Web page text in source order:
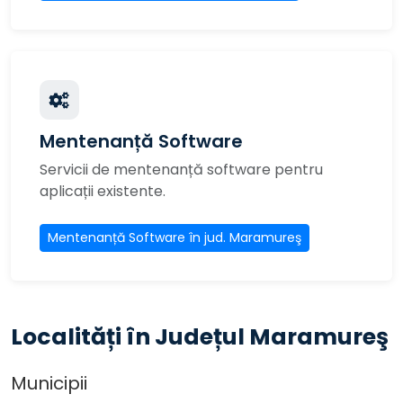
Mentenanță Software
Servicii de mentenanță software pentru
aplicații existente.
Mentenanță Software în jud. Maramureş
Localități în Județul Maramureş
Municipii